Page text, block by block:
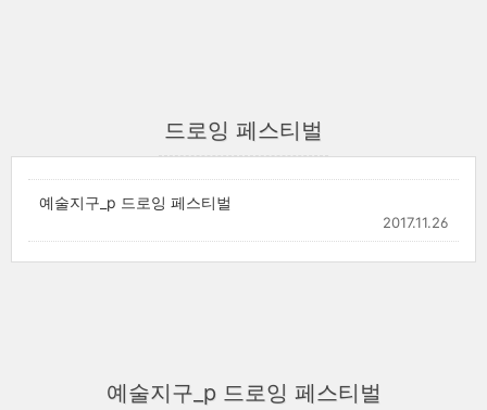
드로잉 페스티벌
예술지구_p 드로잉 페스티벌
2017.11.26
예술지구_p 드로잉 페스티벌